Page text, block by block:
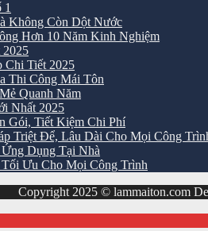
1
Không Còn Dột Nước
Hơn 10 Năm Kinh Nghiệm
2025
Chi Tiết 2025
Thi Công Mái Tôn
Quanh Năm
Nhất 2025
Gói, Tiết Kiệm Chi Phí
Triệt Để, Lâu Dài Cho Mọi Công
Dụng Tại Nhà
Ưu Cho Mọi Công Trình
Copyright 2025 © lammaiton.com